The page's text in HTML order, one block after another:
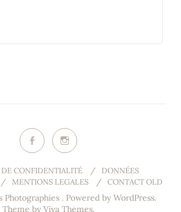
CONFIDENTIALITÉ /
DONNÉES
/ MENTIONS LEGALES / CONTACT OLD
. Powered by WordPress.
Theme by Viva Themes.